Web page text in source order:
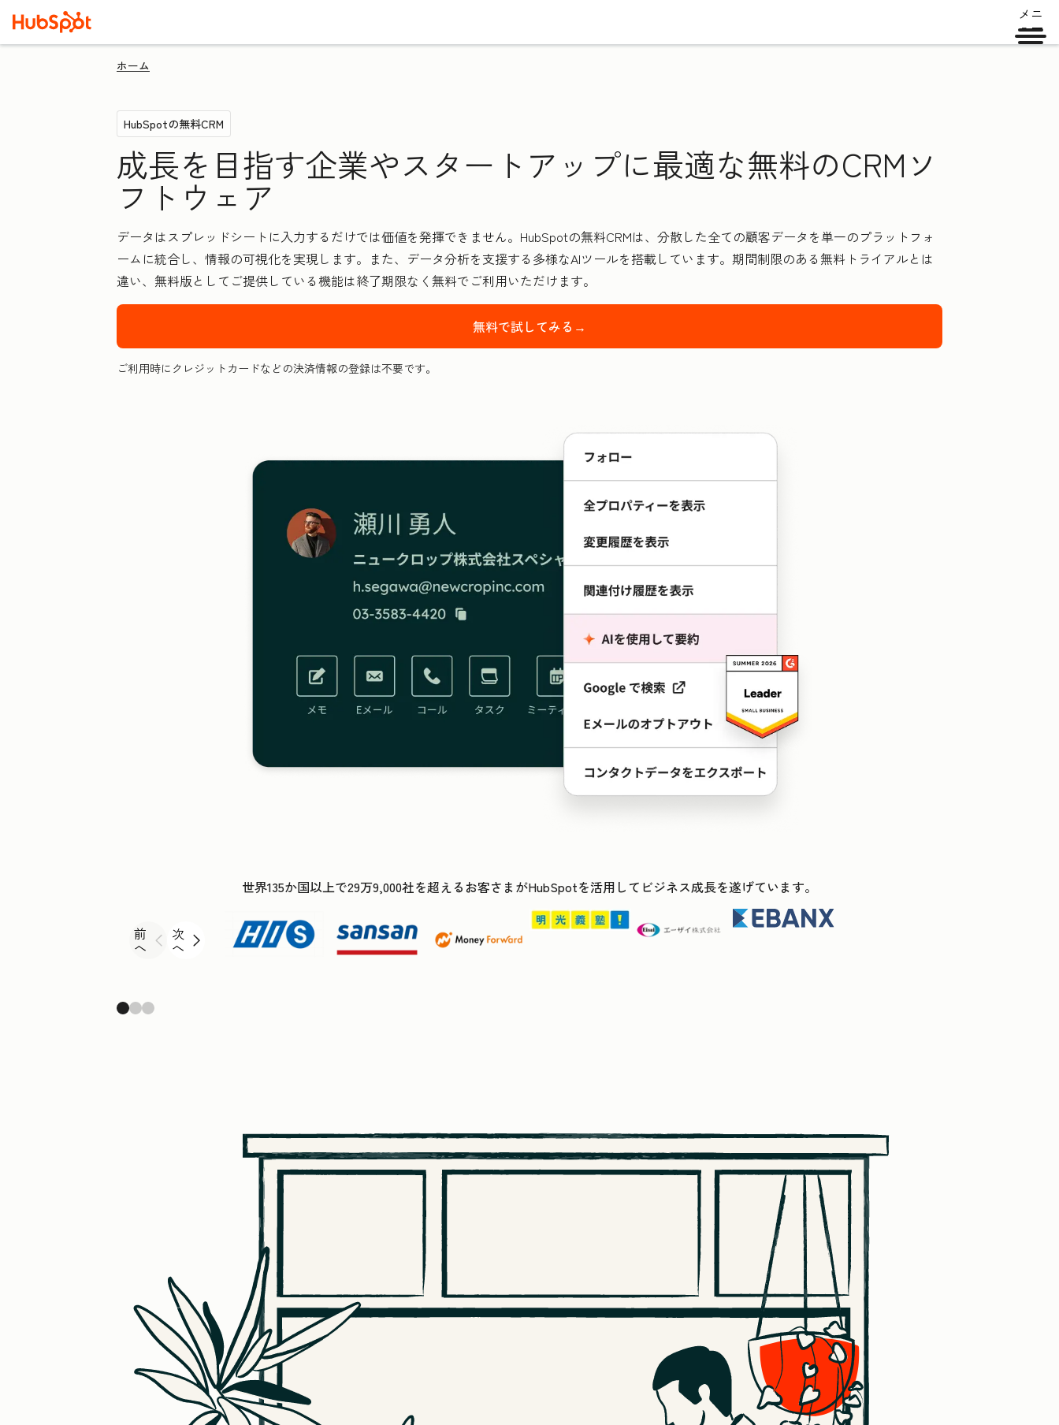
メニ
ュー
ホーム
HubSpotの無料CRM
成長を目指す企業やスタートアップに最適な無料のCRMソ
フトウェア
データはスプレッドシートに入力するだけでは価値を発揮できません。HubSpotの無料CRMは、分散した全ての顧客データを単一のプラットフォ
ームに統合し、情報の可視化を実現します。また、データ分析を支援する多様なAIツールを搭載しています。期間制限のある無料トライアルとは
違い、無料版としてご提供している機能は終了期限なく無料でご利用いただけます。
無料で試してみる→
ご利用時にクレジットカードなどの決済情報の登録は不要です。
世界135か国以上で29万9,000社を超えるお客さまがHubSpotを活用してビジネス成長を遂げています。
前
へ
次
へ